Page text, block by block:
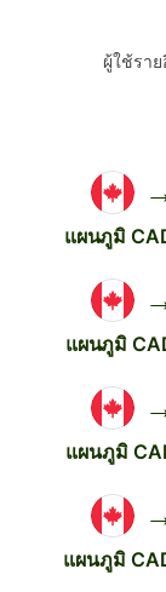
ผู้ใช้รา
แผนภูมิ
แผนภูมิ
แผนภูมิ
แผนภูมิ